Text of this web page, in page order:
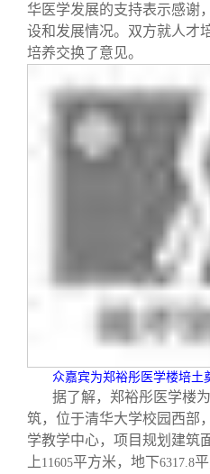
华医学发展的支持表示感谢
设和发展情况。双方就人才
培养交换了意见。
众嘉宾为郑裕彤医学楼培土
据了解，郑裕彤医学楼
筑，位于清华大学校园西部
学教学中心，项目规划建筑
上 11605平方米，地下6317.8